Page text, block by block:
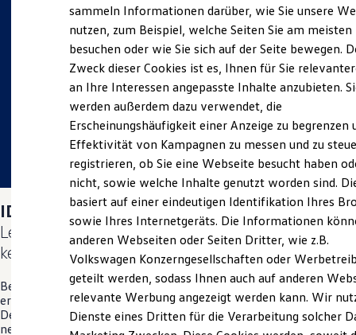
Reichweite
Reichweite der ID. Modelle
Reichweite im Winter
Laden
Laden unterwegs
Laden Zuhause
Ladezeitensimulator
Batterie
Sicherheit
Garantie und Lebensdauer
Nachhaltigkeit
Technologie
Kosten und Kauf
Verbrauchskosten
Kaufoptionen
E-Auto-Förderung
Software und Konnektivität
Die ID. Software 6
ID. Software Versionen und Updates
Digitale Extras
Schnittstellen zu Ihrem ID.
ID. Polo
Days am 04.09.2026:
Lernen Sie den neuen vollelektrischen ID. Polo
kennen.
Besuchen Sie uns am 04. September vor Ort in Hattingen und
erleben Sie einen Tag voller Freude, Spaß und Überraschungen.
Denn wir möchten Ihnen auf diesem exklusiven Event den
neuen vollelektrischen
ID. Polo
zum ersten Mal persönlich
sammeln Informationen darüber, wie Sie unsere
nutzen, zum Beispiel, welche Seiten Sie am meisten
besuchen oder wie Sie sich auf der Seite bewegen.
Zweck dieser Cookies ist es, Ihnen für Sie
an Ihre Interessen angepasste Inhalte anzubieten.
werden außerdem dazu verwendet, die
Erscheinungshäufigkeit einer Anzeige zu begrenzen
Effektivität von Kampagnen zu messen und zu
registrieren, ob Sie eine Webseite besucht haben
nicht, sowie welche Inhalte genutzt worden sind.
basiert auf einer eindeutigen Identifikation Ihres
sowie Ihres Internetgeräts. Die Informationen
anderen Webseiten oder Seiten Dritter, wie z.B.
Volkswagen Konzerngesellschaften oder
geteilt werden, sodass Ihnen auch auf anderen
relevante Werbung angezeigt werden kann. Wir
Dienste eines Dritten für die Verarbeitung solcher